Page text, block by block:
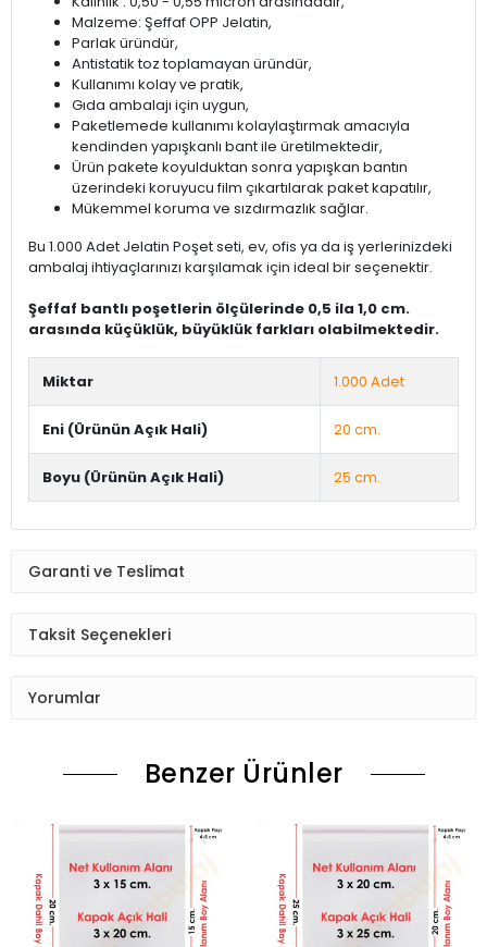
Malzeme: Şeffaf OPP Jelatin,
Parlak üründür,
Antistatik toz toplamayan üründür,
Kullanımı kolay ve pratik,
Gıda ambalajı için uygun,
Paketlemede kullanımı kolaylaştırmak amacıyla
kendinden yapışkanlı bant ile üretilmektedir,
Ürün pakete koyulduktan sonra yapışkan bantın
üzerindeki koruyucu film çıkartılarak paket kapatılır,
Mükemmel koruma ve sızdırmazlık sağlar.
Bu 1.000 Adet Jelatin Poşet seti, ev, ofis ya da iş yerlerinizdeki
ambalaj ihtiyaçlarınızı karşılamak için ideal bir seçenektir.
Şeffaf bantlı poşetlerin ölçülerinde 0,5 ila 1,0 cm.
arasında küçüklük, büyüklük farkları olabilmektedir.
Miktar 1.000 Adet
Eni (Ürünün Açık Hali) 20 cm.
Boyu (Ürünün Açık Hali) 25 cm.
Garanti ve Teslimat
Taksit Seçenekleri
Yorumlar
Benzer Ürünler